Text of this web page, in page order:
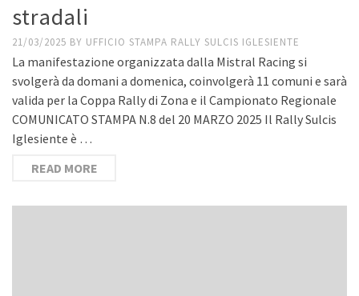
stradali
21/03/2025 BY UFFICIO STAMPA RALLY SULCIS IGLESIENTE
La manifestazione organizzata dalla Mistral Racing si
svolgerà da domani a domenica, coinvolgerà 11 comuni e sarà
valida per la Coppa Rally di Zona e il Campionato Regionale
COMUNICATO STAMPA N.8 del 20 MARZO 2025 Il Rally Sulcis
Iglesiente è …
READ MORE